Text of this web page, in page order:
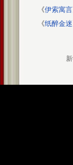
《伊索寓言
《纸醉金迷